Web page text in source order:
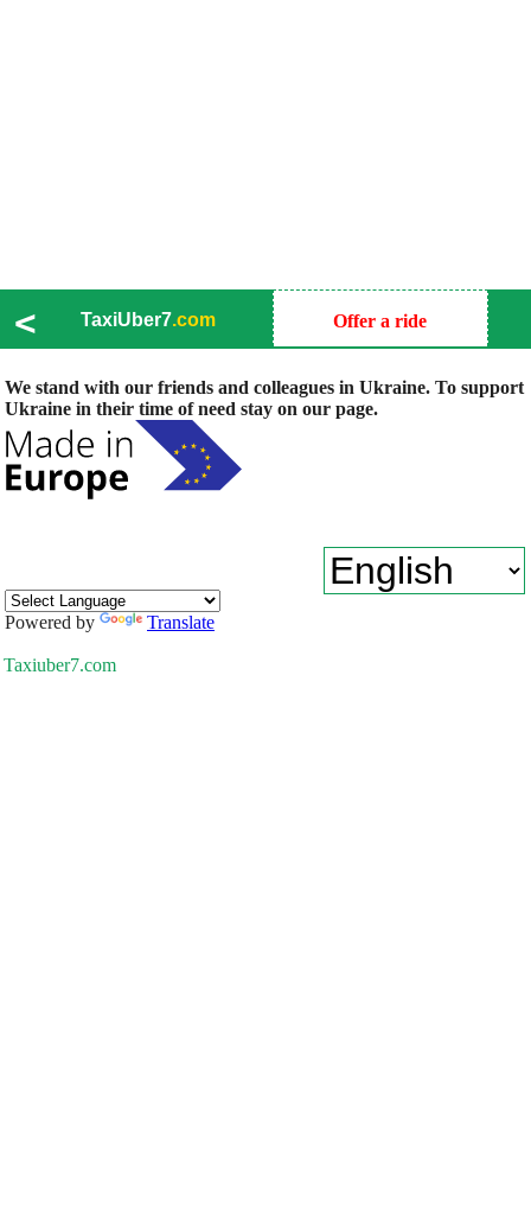
< TaxiUber7.com Offer a ride
We stand with our friends and colleagues in Ukraine. To support
Ukraine in their time of need stay on our page.
Powered by Translate
Taxiuber7.com